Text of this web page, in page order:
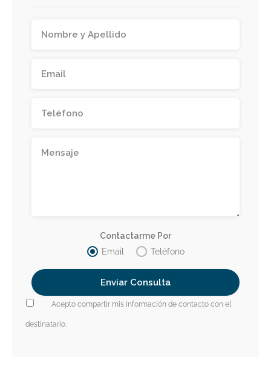
Contactarme Por
Email
Teléfono
Acepto compartir mis información de contacto con el
destinatario.